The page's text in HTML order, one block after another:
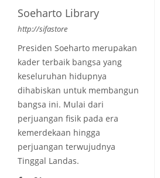
Soeharto Library
http://sifastore
Presiden Soeharto merupakan
kader terbaik bangsa yang
keseluruhan hidupnya
dihabiskan untuk membangun
bangsa ini. Mulai dari
perjuangan fisik pada era
kemerdekaan hingga
perjuangan terwujudnya
Tinggal Landas.